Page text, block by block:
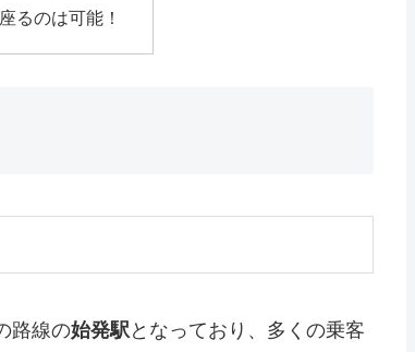
るのは可能！
路線の始発駅となっており、多くの乗客